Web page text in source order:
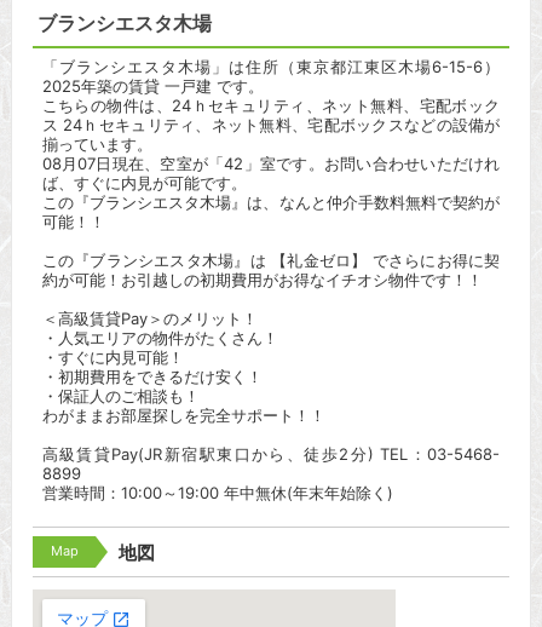
ブランシエスタ木場
「ブランシエスタ木場」は住所（東京都江東区木場6-15-6）
2025年築の賃貸 一戸建 です。
こちらの物件は、24ｈセキュリティ、ネット無料、宅配ボック
ス 24ｈセキュリティ、ネット無料、宅配ボックスなどの設備が
揃っています。
08月07日現在、空室が「42」室です。お問い合わせいただけれ
ば、すぐに内見が可能です。
この『ブランシエスタ木場』は、なんと仲介手数料無料で契約が
可能！！
この『ブランシエスタ木場』は 【礼金ゼロ】 でさらにお得に契
約が可能！お引越しの初期費用がお得なイチオシ物件です！！
＜高級賃貸Pay＞のメリット！
・人気エリアの物件がたくさん！
・すぐに内見可能！
・初期費用をできるだけ安く！
・保証人のご相談も！
わがままお部屋探しを完全サポート！！
高級賃貸Pay(JR新宿駅東口から、徒歩2分) TEL：03-5468-
8899
営業時間：10:00～19:00 年中無休(年末年始除く)
Map 地図